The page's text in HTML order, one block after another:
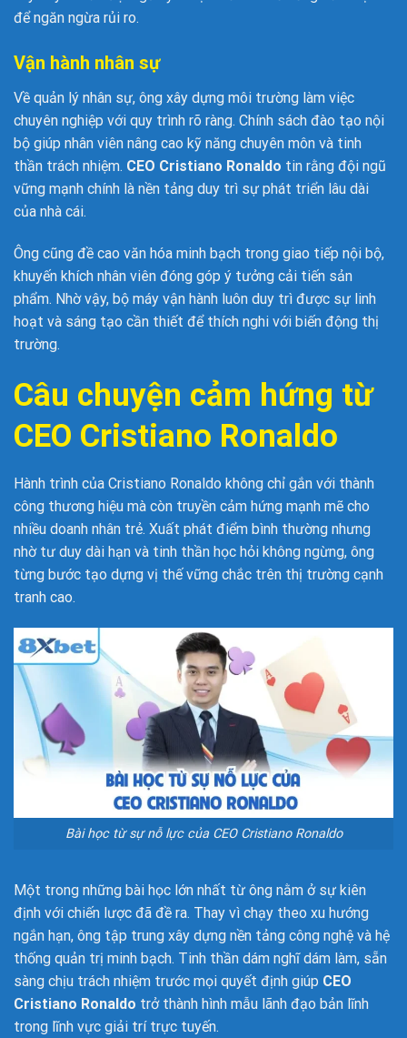
để ngăn ngừa rủi ro.
Vận hành nhân sự
Về quản lý nhân sự, ông xây dựng môi trường làm việc
chuyên nghiệp với quy trình rõ ràng. Chính sách đào tạo nội
bộ giúp nhân viên nâng cao kỹ năng chuyên môn và tinh
thần trách nhiệm. CEO Cristiano Ronaldo tin rằng đội ngũ
vững mạnh chính là nền tảng duy trì sự phát triển lâu dài
của nhà cái.
Ông cũng đề cao văn hóa minh bạch trong giao tiếp nội bộ,
khuyến khích nhân viên đóng góp ý tưởng cải tiến sản
phẩm. Nhờ vậy, bộ máy vận hành luôn duy trì được sự linh
hoạt và sáng tạo cần thiết để thích nghi với biến động thị
trường.
Câu chuyện cảm hứng từ
CEO Cristiano Ronaldo
Hành trình của Cristiano Ronaldo không chỉ gắn với thành
công thương hiệu mà còn truyền cảm hứng mạnh mẽ cho
nhiều doanh nhân trẻ. Xuất phát điểm bình thường nhưng
nhờ tư duy dài hạn và tinh thần học hỏi không ngừng, ông
từng bước tạo dựng vị thế vững chắc trên thị trường cạnh
tranh cao.
Bài học từ sự nỗ lực của CEO Cristiano Ronaldo
Một trong những bài học lớn nhất từ ông nằm ở sự kiên
định với chiến lược đã đề ra. Thay vì chạy theo xu hướng
ngắn hạn, ông tập trung xây dựng nền tảng công nghệ và hệ
thống quản trị minh bạch. Tinh thần dám nghĩ dám làm, sẵn
sàng chịu trách nhiệm trước mọi quyết định giúp CEO
Cristiano Ronaldo trở thành hình mẫu lãnh đạo bản lĩnh
trong lĩnh vực giải trí trực tuyến.